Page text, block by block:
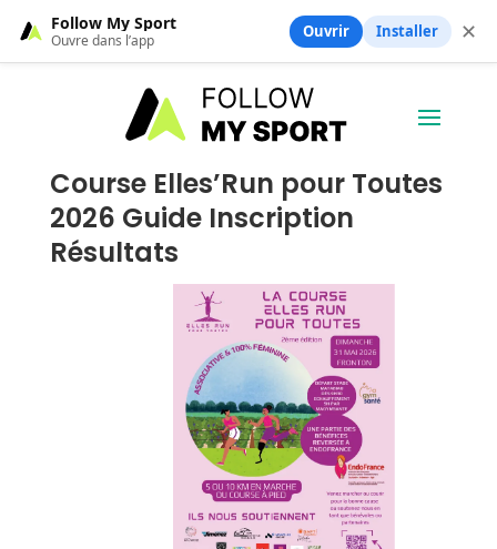
Course Elles’Run pour Toutes
2026 Guide Inscription
Résultats
Follow My Sport
Ouvre dans l’app Ouvrir Installer ✕